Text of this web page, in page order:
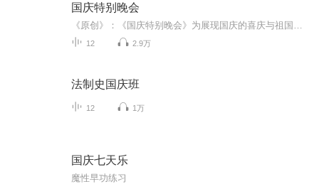
国庆特别晚会
12 2.9万
法制史国庆班
12 1万
国庆七天乐
魔性早功练习